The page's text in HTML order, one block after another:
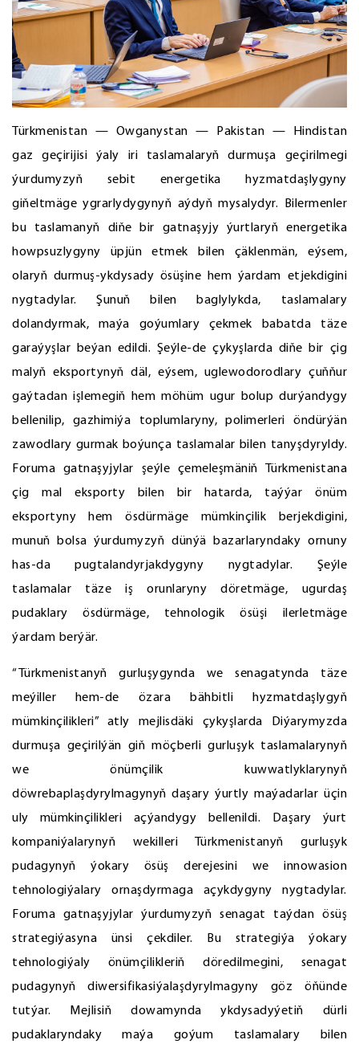
Türkmenistan — Owganystan — Pakistan — Hindistan
gaz geçirijisi ýaly iri taslamalaryň durmuşa geçirilmegi
ýurdumyzyň sebit energetika hyzmatdaşlygyny
giňeltmäge ygrarlydygynyň aýdyň mysalydyr. Bilermenler
bu taslamanyň diňe bir gatnaşyjy ýurtlaryň energetika
howpsuzlygyny üpjün etmek bilen çäklenmän, eýsem,
olaryň durmuş-ykdysady ösüşine hem ýardam etjekdigini
nygtadylar. Şunuň bilen baglylykda, taslamalary
dolandyrmak, maýa goýumlary çekmek babatda täze
garaýyşlar beýan edildi. Şeýle-de çykyşlarda diňe bir çig
malyň eksportynyň däl, eýsem, uglewodorodlary çuňňur
gaýtadan işlemegiň hem möhüm ugur bolup durýandygy
bellenilip, gazhimiýa toplumlaryny, polimerleri öndürýän
zawodlary gurmak boýunça taslamalar bilen tanyşdyryldy.
Foruma gatnaşyjylar şeýle çemeleşmäniň Türkmenistana
çig mal eksporty bilen bir hatarda, taýýar önüm
eksportyny hem ösdürmäge mümkinçilik berjekdigini,
munuň bolsa ýurdumyzyň dünýä bazarlaryndaky ornuny
has-da pugtalandyrjakdygyny nygtadylar. Şeýle
taslamalar täze iş orunlaryny döretmäge, ugurdaş
pudaklary ösdürmäge, tehnologik ösüşi ilerletmäge
ýardam berýär.
“Türkmenistanyň gurluşygynda we senagatynda täze
meýiller hem-de özara bähbitli hyzmatdaşlygyň
mümkinçilikleri” atly mejlisdäki çykyşlarda Diýarymyzda
durmuşa geçirilýän giň möçberli gurluşyk taslamalarynyň
we önümçilik kuwwatlyklarynyň
döwrebaplaşdyrylmagynyň daşary ýurtly maýadarlar üçin
uly mümkinçilikleri açýandygy bellenildi. Daşary ýurt
kompaniýalarynyň wekilleri Türkmenistanyň gurluşyk
pudagynyň ýokary ösüş derejesini we innowasion
tehnologiýalary ornaşdyrmaga açykdygyny nygtadylar.
Foruma gatnaşyjylar ýurdumyzyň senagat taýdan ösüş
strategiýasyna ünsi çekdiler. Bu strategiýa ýokary
tehnologiýaly önümçilikleriň döredilmegini, senagat
pudagynyň diwersifikasiýalaşdyrylmagyny göz öňünde
tutýar. Mejlisiň dowamynda ykdysadyýetiň dürli
pudaklaryndaky maýa goýum taslamalary bilen